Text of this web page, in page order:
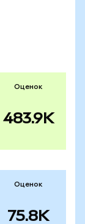
Оценок
483.9K
Оценок
75.8K